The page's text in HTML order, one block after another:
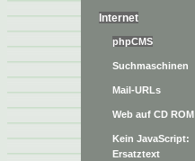
Internet
phpCMS
Suchmaschinen
Mail-URLs
Web auf CD ROM
Kein JavaScript:
Ersatztext